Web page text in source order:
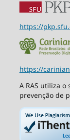
https://
https://
A RAS utiliza
prevenção de